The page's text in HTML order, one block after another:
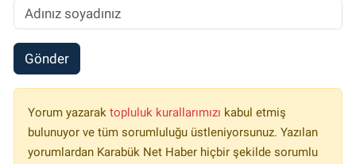
Gönder
Yorum yazarak topluluk kurallarımızı kabul etmiş
bulunuyor ve tüm sorumluluğu üstleniyorsunuz. Yazılan
yorumlardan Karabük Net Haber hiçbir şekilde sorumlu